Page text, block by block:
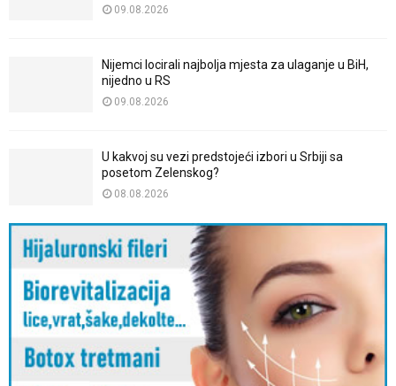
09.08.2026
Nijemci locirali najbolja mjesta za ulaganje u BiH,
nijedno u RS
09.08.2026
U kakvoj su vezi predstojeći izbori u Srbiji sa
posetom Zelenskog?
08.08.2026